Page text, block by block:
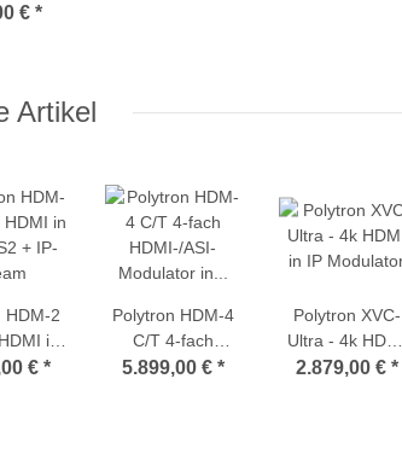
S€ *
Artikel
HDM-2
in
+ IP-
€ *
Polytron HDM-4
C/T 4-fach
HDMI-/ASI-
5.899,00 € *
Polytron XVC-
Ultra - 4k HDMI
in IP Modulator
2.879,00 € *